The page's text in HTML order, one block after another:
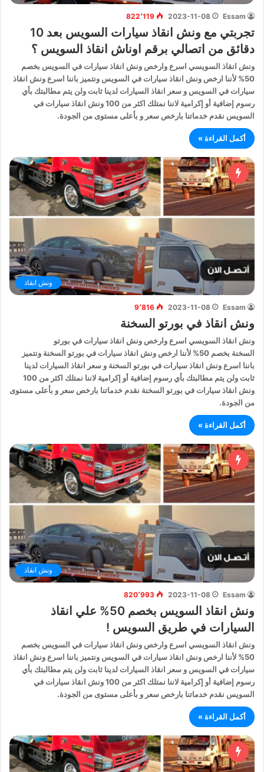
Essam
2023-11-08 822٬119
تجربتي مع ونش انقاذ سيارات السويس بعد 10
دقائق من اتصالي برقم اوناش انقاذ السويس ؟
ونش انقاذ السويسي اسرع وارخص ونش انقاذ سيارات في السويس بخصم
50% لأننا ارخص ونش انقاذ سيارات في السويس ونتميز باننا اسرع ونش انقاذ
سيارات في السويس و سعر انقاذ السيارات لدينا ثابت ولن يتم مطالبتك بأي
رسوم إضافية أو إكرامية لاننا نمتلك اكثر من 100 ونش انقاذ سيارات في
السويس نقدم خدماتنا بارخص سعر و بأعلى مستوى من الجودة.
أكمل القراءة »
ونش انقاذ
Essam
2023-11-08 9٬816
ونش انقاذ في بورتو السخنة
ونش انقاذ السويسي اسرع وارخص ونش انقاذ سيارات في بورتو
السخنة بخصم 50% لأننا ارخص ونش انقاذ سيارات في بورتو السخنة ونتميز
باننا اسرع ونش انقاذ سيارات في بورتو السخنة و سعر انقاذ السيارات لدينا
ثابت ولن يتم مطالبتك بأي رسوم إضافية أو إكرامية لاننا نمتلك اكثر من 100
ونش انقاذ سيارات في بورتو السخنة نقدم خدماتنا بارخص سعر و بأعلى مستوى
من الجودة.
أكمل القراءة »
ونش انقاذ
Essam
2023-11-08 820٬993
ونش انقاذ السويس بخصم 50% علي انقاذ
السيارات في طريق السويس !
ونش انقاذ السويسي اسرع وارخص ونش انقاذ سيارات في السويس بخصم
50% لأننا ارخص ونش انقاذ سيارات في السويس ونتميز باننا اسرع ونش انقاذ
سيارات في السويس و سعر انقاذ السيارات لدينا ثابت ولن يتم مطالبتك بأي
رسوم إضافية أو إكرامية لاننا نمتلك اكثر من 100 ونش انقاذ سيارات في
السويس نقدم خدماتنا بارخص سعر و بأعلى مستوى من الجودة.
أكمل القراءة »